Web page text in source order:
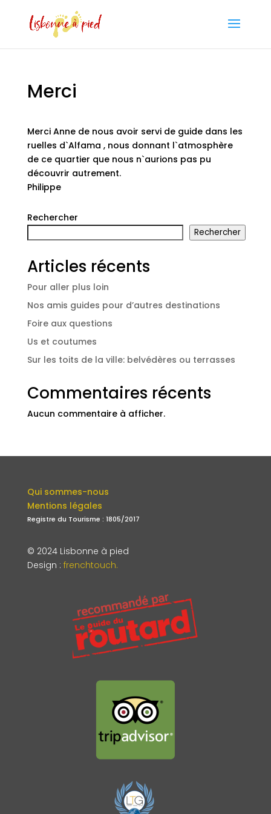
Merci
Merci Anne de nous avoir servi de guide dans les
ruelles d`Alfama , nous donnant l`atmosphère
de ce quartier que nous n`aurions pas pu
découvrir autrement.
Philippe
Rechercher
Rechercher
Articles récents
Pour aller plus loin
Nos amis guides pour d’autres destinations
Foire aux questions
Us et coutumes
Sur les toits de la ville: belvédères ou terrasses
Commentaires récents
Aucun commentaire à afficher.
Qui sommes-nous
Mentions légales
Registre du Tourisme : 1805/2017
© 2024 Lisbonne à pied
Design : frenchtouch.